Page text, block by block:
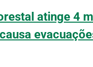
atinge 4